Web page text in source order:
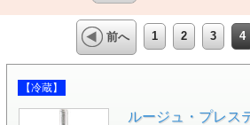
前へ 1 2 3 4
【冷蔵】
ルージュ・プレス